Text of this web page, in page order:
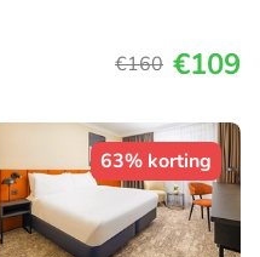
€160 €109
63% korting